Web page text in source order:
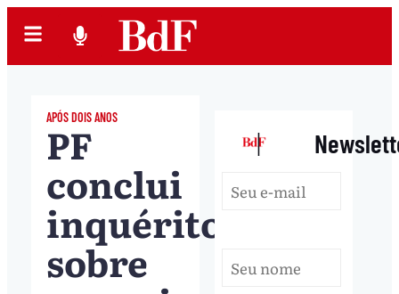
APÓS DOIS ANOS
PF
conclui
inquérito
sobre
|